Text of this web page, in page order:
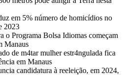
em 5% número de homicídios no
2023
o Programa Bolsa Idiomas começam
Manaus
de m4tar mulher estr4ngulada fica
em Manaus
candidatura à reeleição, em 2024,